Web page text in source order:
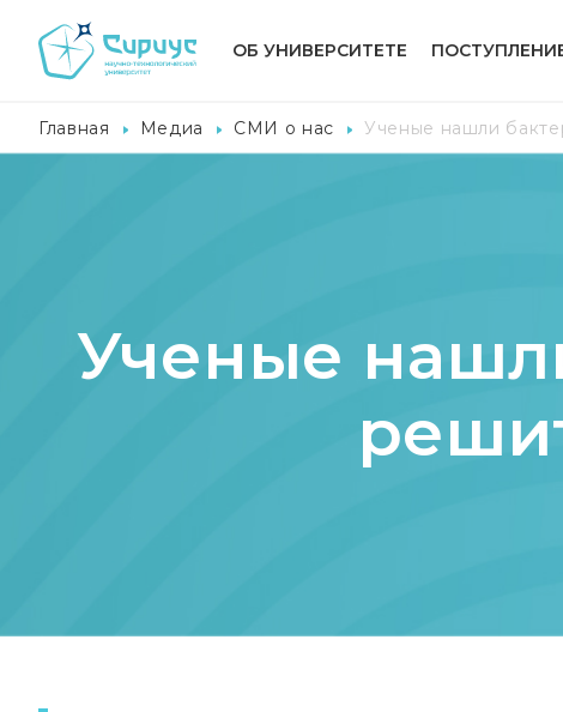
ОБ УНИВЕРСИТЕТЕ
Главная Медиа СМИ о нас Ученые нашли
Ученые